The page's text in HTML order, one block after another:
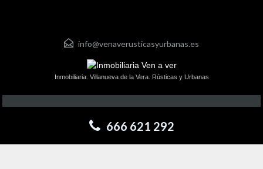
info@venaverusticasyurbanas.es
Inmobiliaria. Villanueva de la Vera. Rústicas y Urbanas
666 621 292